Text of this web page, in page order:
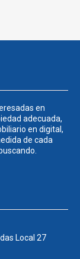
en
adecuada,
en digital,
de cada
Local 27